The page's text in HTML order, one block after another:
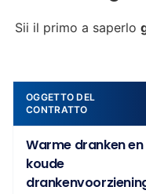
Sii il primo a saperlo
OGGETTO DEL
CONTRATTO
Warme dranken en
koude